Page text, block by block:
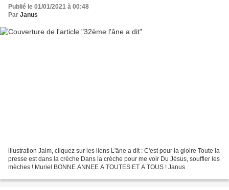
Publié le 01/01/2021 à 00:48
Par Janus
illustration Jalm, cliquez sur les liens L'âne a dit : C'est pour la gloire Toute la
presse est dans la crèche Dans la crèche pour me voir Du Jésus, souffler les
mèches ! Muriel BONNE ANNEE A TOUTES ET A TOUS ! Janus